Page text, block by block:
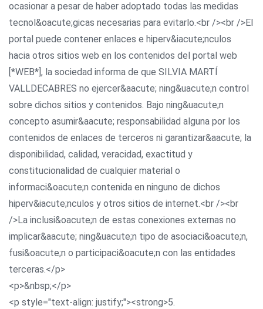
ocasionar a pesar de haber adoptado todas las medidas
tecnol&oacute;gicas necesarias para evitarlo.<br /><br />El
portal puede contener enlaces e hiperv&iacute;nculos
hacia otros sitios web en los contenidos del portal web
[*WEB*], la sociedad informa de que SILVIA MARTÍ
VALLDECABRES no ejercer&aacute; ning&uacute;n control
sobre dichos sitios y contenidos. Bajo ning&uacute;n
concepto asumir&aacute; responsabilidad alguna por los
contenidos de enlaces de terceros ni garantizar&aacute; la
disponibilidad, calidad, veracidad, exactitud y
constitucionalidad de cualquier material o
informaci&oacute;n contenida en ninguno de dichos
hiperv&iacute;nculos y otros sitios de internet.<br /><br
/>La inclusi&oacute;n de estas conexiones externas no
implicar&aacute; ning&uacute;n tipo de asociaci&oacute;n,
fusi&oacute;n o participaci&oacute;n con las entidades
terceras.</p>
<p>&nbsp;</p>
<p style="text-align: justify;"><strong>5.